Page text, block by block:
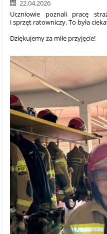
i
słowem
🙂:
22.04.2026
Uczniowie poznali pracę
i sprzęt ratowniczy. To była
Dziękujemy za miłe przyjęcie!